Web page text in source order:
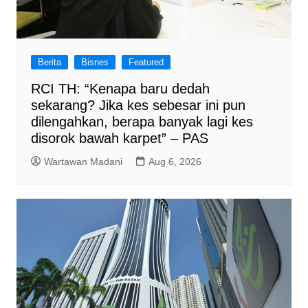
Berita Bisnes Featured
RCI TH: “Kenapa baru dedah
sekarang? Jika kes sebesar ini pun
dilengahkan, berapa banyak lagi kes
disorok bawah karpet” – PAS
Wartawan Madani Aug 6, 2026